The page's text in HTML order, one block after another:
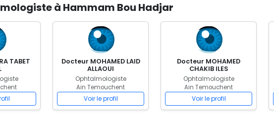
à Hammam Bou Hadjar
TABET
Docteur MOHAMED LAID
ALLAOUI
Ophtalmologiste
Ain Temouchent
Voir le profil
Docteur MOHAMED
CHAKIB ILES
Ophtalmologiste
Ain Temouchent
Voir le profil